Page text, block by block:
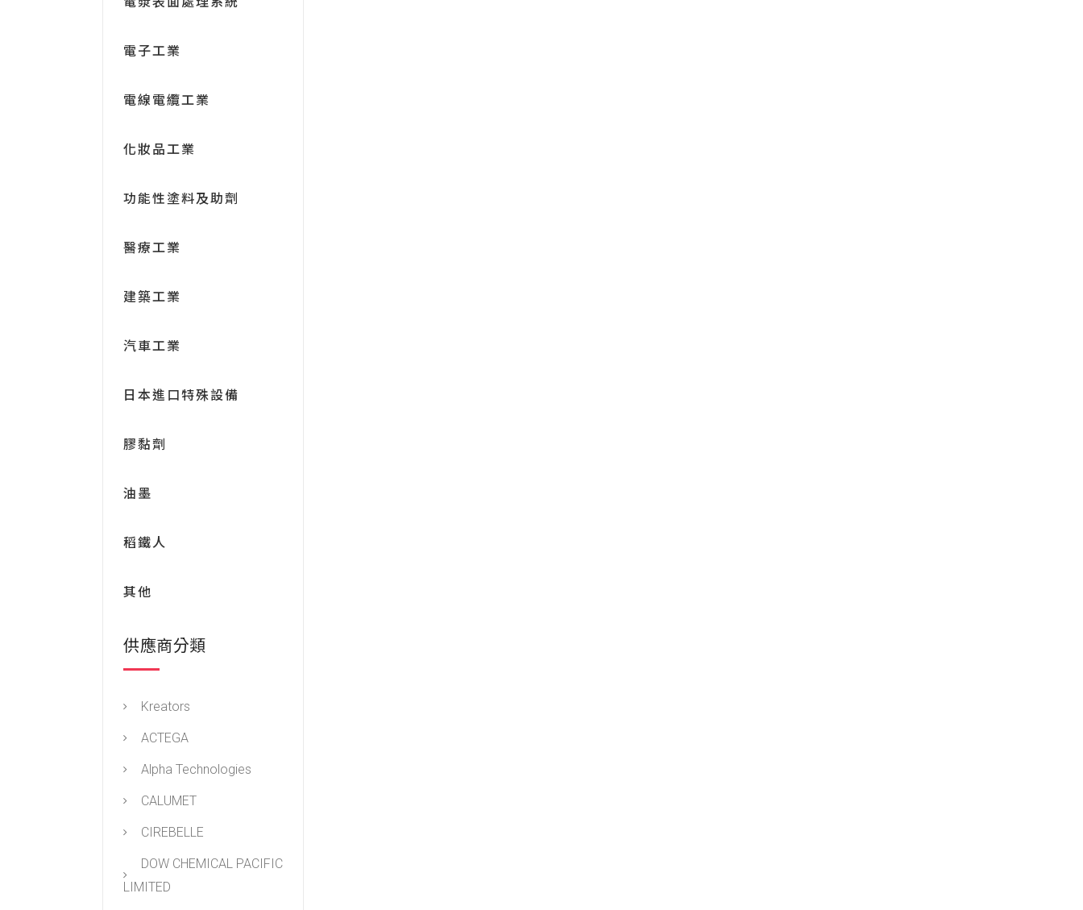
電子工業
電線電纜工業
化妝品工業
功能性塗料及助劑
醫療工業
建築工業
汽車工業
日本進口特殊設備
膠黏劑
油墨
稻鐵人
其他
供應商分類
Kreators
ACTEGA
Alpha Technologies
CALUMET
CIREBELLE
DOW CHEMICAL PACIFIC
LIMITED